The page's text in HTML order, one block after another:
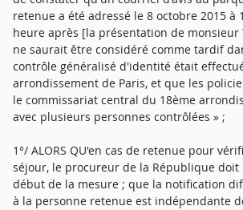
retenue a été adressé le 8 octobre 2015 à
heure après [la présentation de monsieur
ne saurait être considéré comme tardif
contrôle généralisé d'identité était
arrondissement de Paris, et que les
le commissariat central du 18ème
avec plusieurs personnes contrôlées » ;
1°/ ALORS QU'en cas de retenue pour
séjour, le procureur de la République
début de la mesure ; que la notification
à la personne retenue est indépendante